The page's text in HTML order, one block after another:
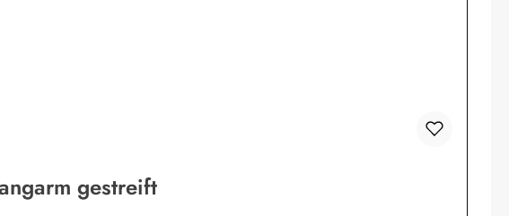
gestreift